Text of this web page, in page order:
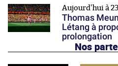
Aujourd'hui à
Thomas
Létang à
prolongation
Nos